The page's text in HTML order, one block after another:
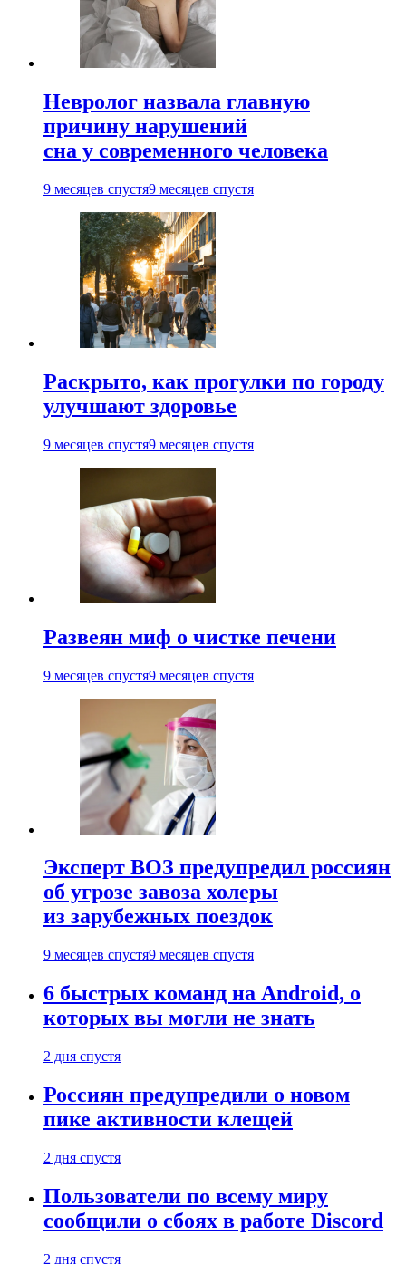
Невролог назвала главную
причину нарушений
сна у современного человека
9 месяцев спустя9 месяцев спустя
Раскрыто, как прогулки по городу
улучшают здоровье
9 месяцев спустя9 месяцев спустя
Развеян миф о чистке печени
9 месяцев спустя9 месяцев спустя
Эксперт ВОЗ предупредил россиян
об угрозе завоза холеры
из зарубежных поездок
9 месяцев спустя9 месяцев спустя
6 быстрых команд на Android, о
которых вы могли не знать
2 дня спустя
Россиян предупредили о новом
пике активности клещей
2 дня спустя
Пользователи по всему миру
сообщили о сбоях в работе Discord
2 дня спустя